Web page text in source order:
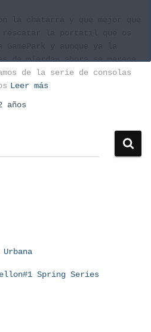
de la serie de consolas
Leer más
años
Spring Series